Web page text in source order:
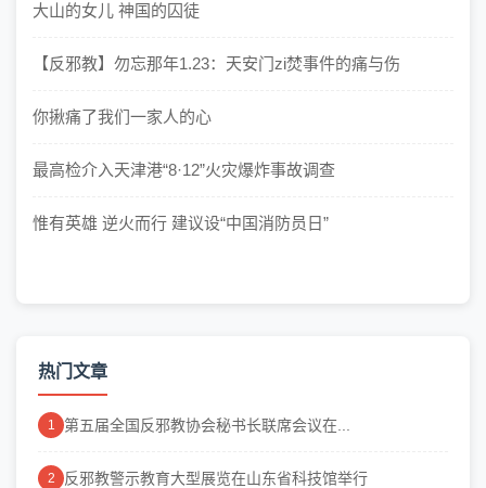
大山的女儿 神国的囚徒
【反邪教】勿忘那年1.23：天安门zi焚事件的痛与伤
你揪痛了我们一家人的心
最高检介入天津港“8·12”火灾爆炸事故调查
惟有英雄 逆火而行 建议设“中国消防员日”
热门文章
1 第五届全国反邪教协会秘书长联席会议在...
2 反邪教警示教育大型展览在山东省科技馆举行